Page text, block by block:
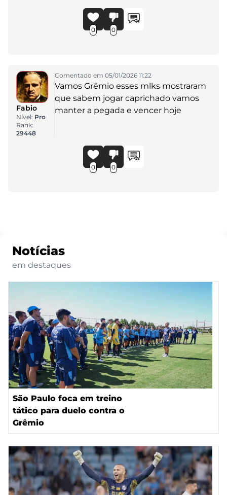
0 0
Fabio
Nível: Pro
Rank:
29448
Comentado em 05/01/2026 11:22
Vamos Grêmio esses mlks mostraram
que sabem jogar caprichado vamos
manter a pegada e vencer hoje
0 0
Notícias
em destaques
São Paulo foca em treino
tático para duelo contra o
Grêmio